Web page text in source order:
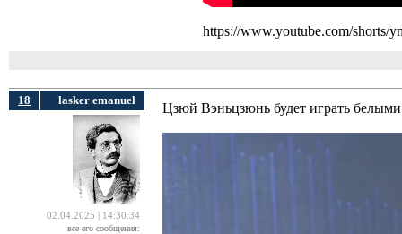
https://www.youtube.com/shorts/
18 lasker emanuel
02.04.2025 | 14:30:34
все его сообщения:
Цзюй Вэньцзюнь будет играть